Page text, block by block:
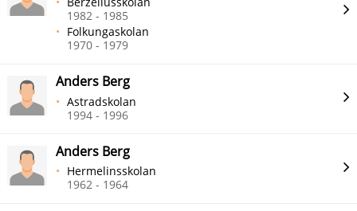
1982 - 1985
Folkungaskolan
1970 - 1979
Anders Berg
Astradskolan
1994 - 1996
Anders Berg
Hermelinsskolan
1962 - 1964